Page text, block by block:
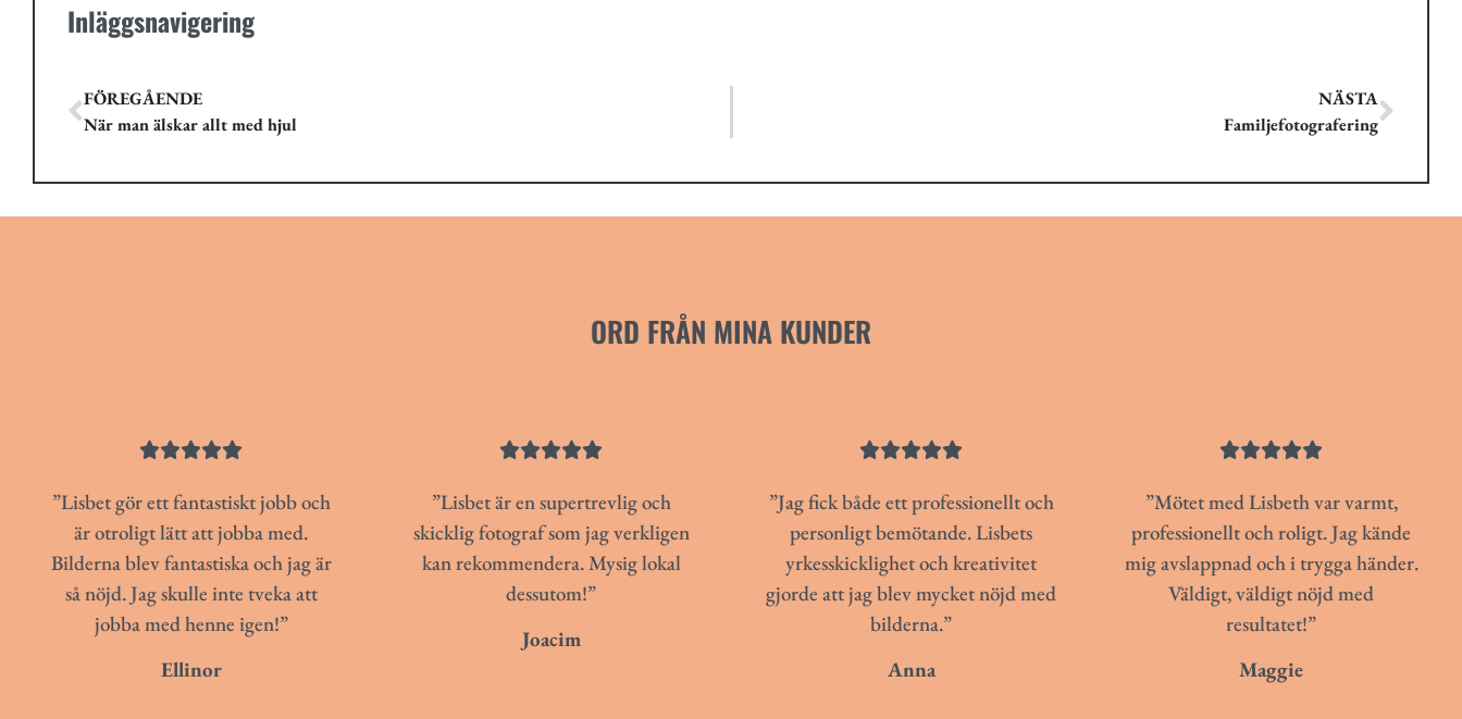
Inläggsnavigering
FÖREGÅENDE
När man älskar allt med hjul
NÄSTA
Familjefotografering
ORD FRÅN MINA KUNDER

”Lisbet gör ett fantastiskt jobb och
är otroligt lätt att jobba med.
Bilderna blev fantastiska och jag är
så nöjd. Jag skulle inte tveka att
jobba med henne igen!”
Ellinor

”Lisbet är en supertrevlig och
skicklig fotograf som jag verkligen
kan rekommendera. Mysig lokal
dessutom!”
Joacim

”Jag fick både ett professionellt och
personligt bemötande. Lisbets
yrkesskicklighet och kreativitet
gjorde att jag blev mycket nöjd med
bilderna.”
Anna

”Mötet med Lisbeth var varmt,
professionellt och roligt. Jag kände
mig avslappnad och i trygga händer.
Väldigt, väldigt nöjd med
resultatet!”
Maggie